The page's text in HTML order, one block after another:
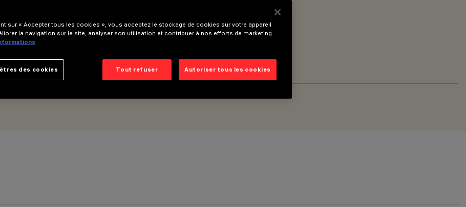
Wall Grazing Wide Flood - Micro-grille de défilement
sur « Accepter tous les cookies », vous acceptez le stockage de cookies sur votre appareil
la navigation sur le site, analyser son utilisation et contribuer à nos efforts de marketing.
Tout refuser Autoriser tous les cookies
des cookies